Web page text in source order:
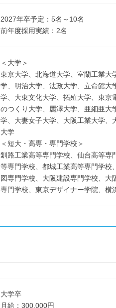
2027年卒予定：5名～10名
前年度採用実績：2名
＜大学＞
東京大学、北海道大学、室蘭工業大
学、明治大学、法政大学、立命館大
学、大東文化大学、拓殖大学、東京
のつくり大学、麗澤大学、亜細亜大
学、大妻女子大学、大阪工業大学、
大学
＜短大・高専・専門学校＞
釧路工業高等専門学校、仙台高等専
等専門学校、都城工業高等専門学校
図専門学校、大阪建設専門学校、
専門学校、東京デザイナー学院、横
大学卒
月給：300,000円